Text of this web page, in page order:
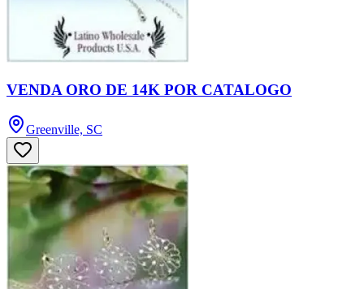
VENDA ORO DE 14K POR CATALOGO
Greenville, SC